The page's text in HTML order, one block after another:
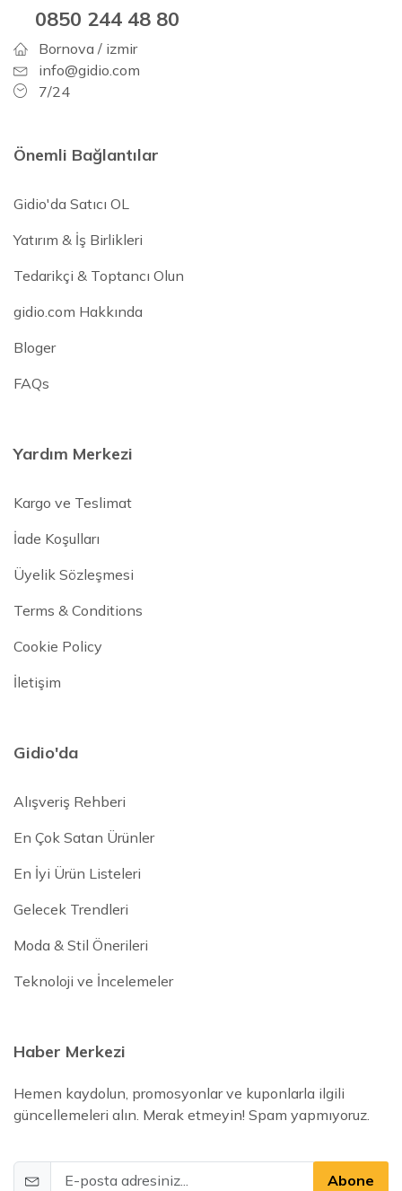
0850 244 48 80
Bornova / izmir
info@gidio.com
7/24
Önemli Bağlantılar
Gidio'da Satıcı OL
Yatırım & İş Birlikleri
Tedarikçi & Toptancı Olun
gidio.com Hakkında
Bloger
FAQs
Yardım Merkezi
Kargo ve Teslimat
İade Koşulları
Üyelik Sözleşmesi
Terms & Conditions
Cookie Policy
İletişim
Gidio'da
Alışveriş Rehberi
En Çok Satan Ürünler
En İyi Ürün Listeleri
Gelecek Trendleri
Moda & Stil Önerileri
Teknoloji ve İncelemeler
Haber Merkezi
Hemen kaydolun, promosyonlar ve kuponlarla ilgili
güncellemeleri alın. Merak etmeyin! Spam yapmıyoruz.
Abone